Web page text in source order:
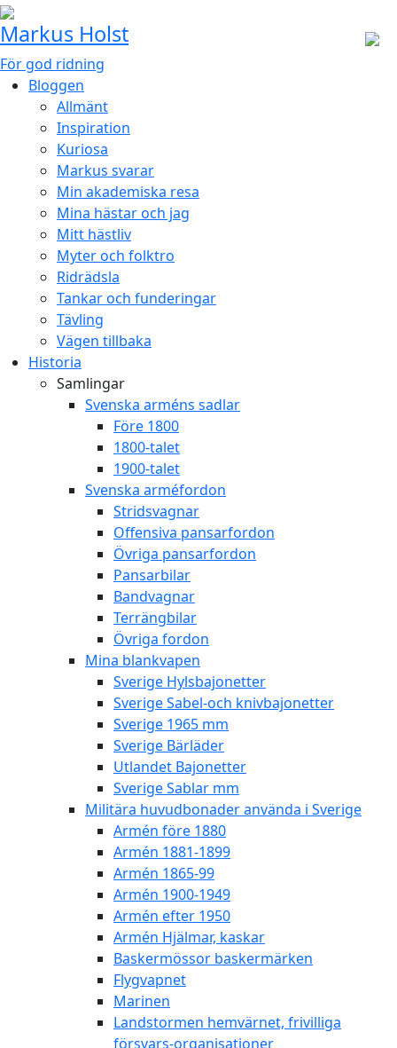
Markus Holst
För god ridning
Bloggen
Allmänt
Inspiration
Kuriosa
Markus svarar
Min akademiska resa
Mina hästar och jag
Mitt hästliv
Myter och folktro
Ridrädsla
Tankar och funderingar
Tävling
Vägen tillbaka
Historia
Samlingar
Svenska arméns sadlar
Före 1800
1800-talet
1900-talet
Svenska arméfordon
Stridsvagnar
Offensiva pansarfordon
Övriga pansarfordon
Pansarbilar
Bandvagnar
Terrängbilar
Övriga fordon
Mina blankvapen
Sverige Hylsbajonetter
Sverige Sabel-och knivbajonetter
Sverige 1965 mm
Sverige Bärläder
Utlandet Bajonetter
Sverige Sablar mm
Militära huvudbonader använda i Sverige
Armén före 1880
Armén 1881-1899
Armén 1865-99
Armén 1900-1949
Armén efter 1950
Armén Hjälmar, kaskar
Baskermössor baskermärken
Flygvapnet
Marinen
Landstormen hemvärnet, frivilliga
försvars-organisationer